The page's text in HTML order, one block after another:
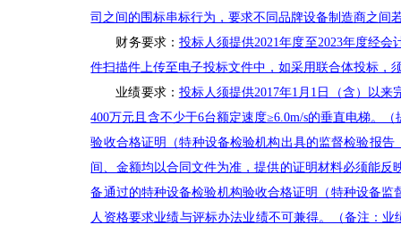
司之间的围标串标行为，要求不同品牌设备制造商之间
财务要求： 投标人须提供2021年度至2023年度经
件扫描件上传至电子投标文件中，如采用联合体投标，
业绩要求： 投标人须提供2017年1月1日（含）以
400万元且含不少于6台额定速度≥6.0m/s的垂直电梯。
验收合格证明（特种设备检验机构出具的监督检验报
间、金额均以合同文件为准，提供的证明材料必须能
备通过的特种设备检验机构验收合格证明（特种设备
人资格要求业绩与评标办法业绩不可兼得。（备注：